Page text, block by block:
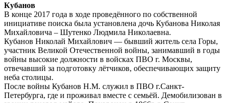
Кубанов
В конце 2017 года в ходе проведённого по собственной
инициативе поиска была установлена дочь Кубанова Николая
Михайловича – Шутенко Людмила Николаевна.
Кубанов Николай Михайлович — бывший житель села Горы,
участник Великой Отечественной войны, занимавший в годы
войны высокие должности в войсках ПВО г. Москвы,
отвечавший за подготовку лётчиков, обеспечивающих защиту
неба столицы.
После войны Кубанов Н.М. служил в ПВО г.Санкт-
Петербурга, где и проживал вместе с семьёй. Демобилизован в